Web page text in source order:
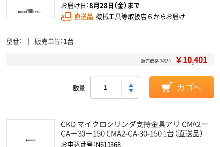
お届け日：8月28日（金）まで
直送品 機械工具等取扱店６からお届け
型番 販売単位 1台
販売価格（税込） ￥10,401
数量 カゴへ
CKD マイクロシリンダ支持金具アリ CMA2ー
CAー30ー150 CMA2-CA-30-150 1台（直送品）
お申込番号：N611368